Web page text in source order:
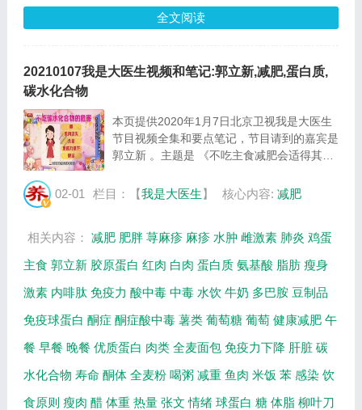
全文阅读
20210107我是大医生视频和笔记:郭立新,减肥,蛋白质,
碳水化合物
本页提供2020年1月7日北京卫视我是大医生
节目视频全集和要点笔记，节目请到的嘉宾是
郭立新 。主题是 《不吃主食减肥会适得其
蛋白质的危害，科学减肥的饮食原则等相关内
02-01 栏目：【我是大医生】 核心内容: 减肥
相关内容： 减肥 肥胖 荨麻疹 麻疹 水肿 雌激素 肺炎 鸡蛋
主食 郭立新 胶原蛋白 红肉 白肉 蛋白质 氨基酸 脂肪 瘦身
激素 内啡肽 免疫力 酸中毒 中毒 水饮 牛奶 多巴胺 豆制品
免疫球蛋白 酮症 酮症酸中毒 薯类 葡萄糖 葡萄 健康减肥 午
餐 早餐 晚餐 优质蛋白 肉类 全麦面包 免疫力下降 肝脏 碳
水化合物 寿命 酮体 全麦粉 喝粥 减重 鱼肉 米饭 苯 感染 饮
食原则 瘦肉 醋 体重 热量 张文 情绪 球蛋白 糖 体脂 柳叶刀